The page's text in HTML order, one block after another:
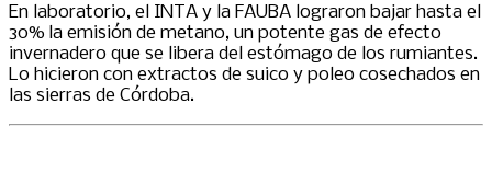
En laboratorio, el INTA y la FAUBA lograron bajar hasta el
30% la emisión de metano, un potente gas de efecto
invernadero que se libera del estómago de los rumiantes.
Lo hicieron con extractos de suico y poleo cosechados en
las sierras de Córdoba.